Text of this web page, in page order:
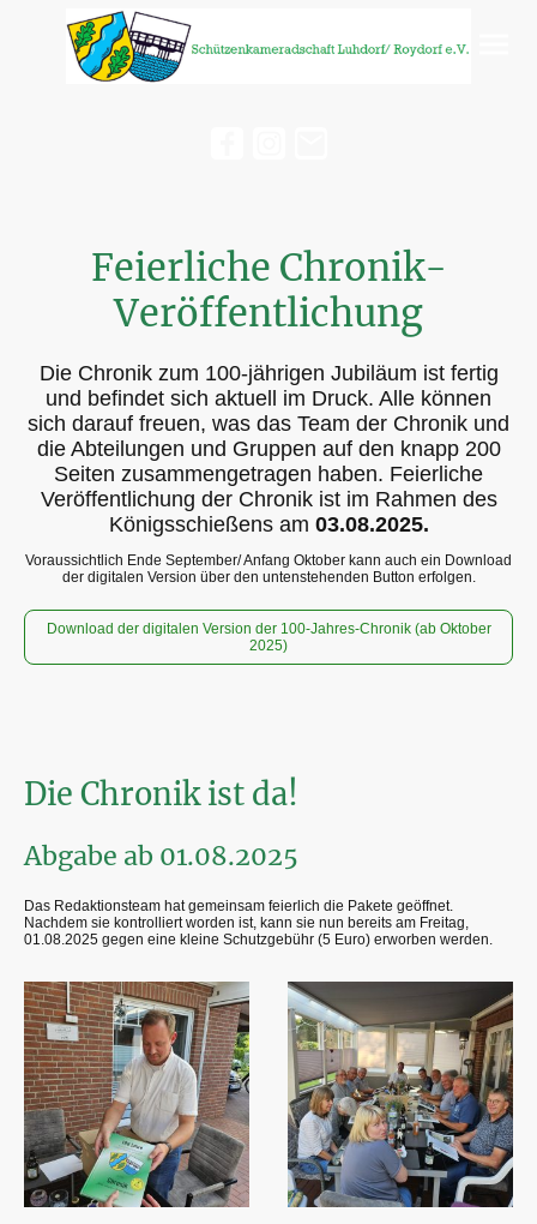
Feierliche Chronik-
Veröffentlichung
Die Chronik zum 100-jährigen Jubiläum ist fertig
und befindet sich aktuell im Druck. Alle können
sich darauf freuen, was das Team der Chronik und
die Abteilungen und Gruppen auf den knapp 200
Seiten zusammengetragen haben. Feierliche
Veröffentlichung der Chronik ist im Rahmen des
Königsschießens am 03.08.2025.
Voraussichtlich Ende September/ Anfang Oktober kann auch ein Download
der digitalen Version über den untenstehenden Button erfolgen.
Download der digitalen Version der 100-Jahres-Chronik (ab Oktober
2025)
Die Chronik ist da!
Abgabe ab 01.08.2025
Das Redaktionsteam hat gemeinsam feierlich die Pakete geöffnet.
Nachdem sie kontrolliert worden ist, kann sie nun bereits am Freitag,
01.08.2025 gegen eine kleine Schutzgebühr (5 Euro) erworben werden.